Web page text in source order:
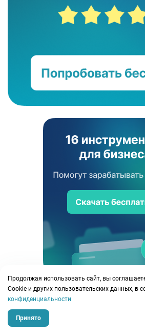
Продолжая использовать сайт, вы
Сookie и других пользовательских данных, в
конфиденциальности
Принято